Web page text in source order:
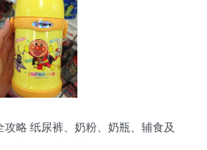
攻略 纸尿裤、奶粉、奶瓶、辅食及